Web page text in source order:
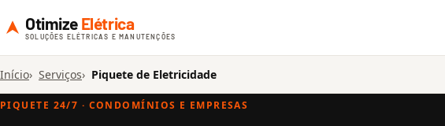
Otimize Elétrica
SOLUÇÕES ELÉTRICAS E MANUTENÇÕES
Início Serviços Piquete de Eletricidade
PIQUETE 24/7 · CONDOMÍNIOS E EMPRESAS